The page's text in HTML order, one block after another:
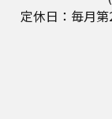
定休日：毎月